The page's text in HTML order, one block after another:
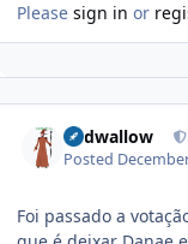
Please sign in or
Cadwallow
Posted
Foi passado a